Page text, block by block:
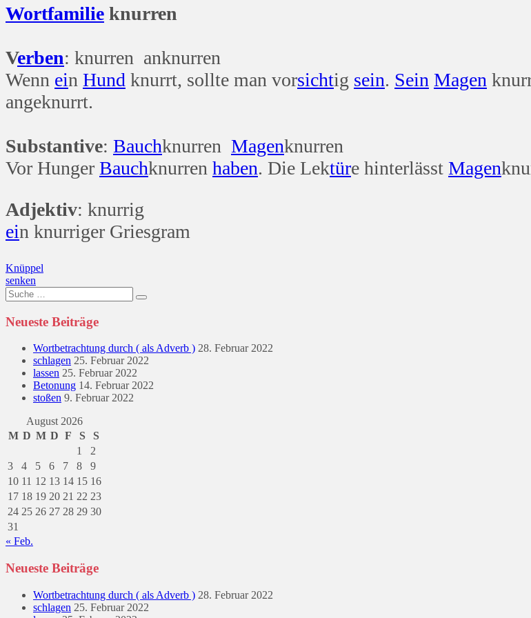
Wortfamilie knurren
Verben: knurren anknurren
Wenn ein Hund knurrt, sollte man vorsichtig sein. Sein Magen
angeknurrt.
Substantive: Bauchknurren Magenknurren
Vor Hunger Bauchknurren haben. Die Lektüre hinterlässt Magen
Adjektiv: knurrig
ein knurriger Griesgram
Beitragsnavigation
Knüppel
senken
Suche
nach:
Neueste Beiträge
Wortbetrachtung durch ( als Adverb ) 28. Februar 2022
schlagen 25. Februar 2022
lassen 25. Februar 2022
Betonung 14. Februar 2022
stoßen 9. Februar 2022
August 2026
M D M D F S
S
1
2
3
4 5 6 7 8
9
10 11 12 13 14 15 16
17 18 19 20 21 22 23
24 25 26 27 28 29 30
31
« Feb.
Neueste Beiträge
Wortbetrachtung durch ( als Adverb ) 28. Februar 2022
schlagen 25. Februar 2022